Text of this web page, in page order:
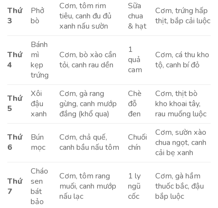
Thứ
3
Phở
bò
Cơm, tôm rim
tiêu, canh đu đủ
xanh nấu sườn
Sữa
chua
& hạt
Cơm, trứng hấp
thịt, bắp cải luộc
Thứ
4
Bánh
mì
kẹp
trứng
Cơm, bò xào cần
tỏi, canh rau dền
1
quả
cam
Cơm, cá thu kho
tộ, canh bí đỏ
Thứ
5
Xôi
đậu
xanh
Cơm, gà rang
gừng, canh mướp
đắng (khổ qua)
Chè
đỗ
đen
Cơm, thịt bò
kho khoai tây,
rau muống luộc
Thứ
6
Bún
mọc
Cơm, chả quế,
canh bầu nấu tôm
Chuối
chín
Cơm, sườn xào
chua ngọt, canh
cải bẹ xanh
Thứ
7
Cháo
sen
bát
bảo
Cơm, tôm rang
muối, canh mướp
nấu lạc
1 ly
ngũ
cốc
Cơm, gà hầm
thuốc bắc, đậu
bắp luộc